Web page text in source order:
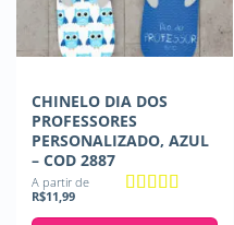
CHINELO DIA DOS
PROFESSORES
PERSONALIZADO, AZUL
– COD 2887
A partir de
R$11,99